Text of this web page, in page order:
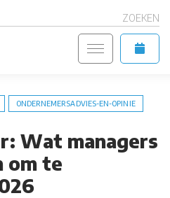
ZOEKEN
ONDERNEMERSADVIES-EN-OPINIE
Wat managers
om te